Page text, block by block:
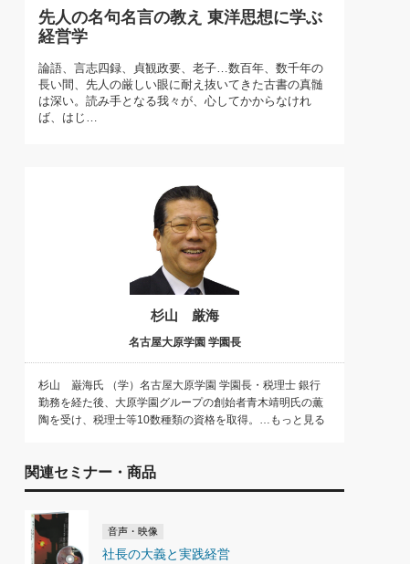
ポーツ・ビジネスに学ぶ心理学(98)
喜の『これぞ！"本物の温泉"』(157)
先人の名句名言の教え 東洋思想に学ぶ
経営学
論語、言志四録、貞観政要、老子…数百年、数千年の
長い間、先人の厳しい眼に耐え抜いてきた古書の真髄
は深い。読み手となる我々が、心してかからなけれ
ば、はじ…
杉山 厳海
名古屋大原学園 学園長
杉山 巌海氏 （学）名古屋大原学園 学園長・税理士 銀行
勤務を経た後、大原学園グループの創始者青木靖明氏の薫
陶を受け、税理士等10数種類の資格を取得。…もっと見る
関連セミナー・商品
音声・映像
社長の大義と実践経営